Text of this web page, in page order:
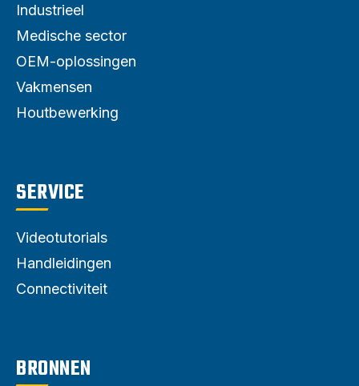
Industrieel
Medische sector
OEM-oplossingen
Vakmensen
Houtbewerking
SERVICE
Videotutorials
Handleidingen
Connectiviteit
BRONNEN